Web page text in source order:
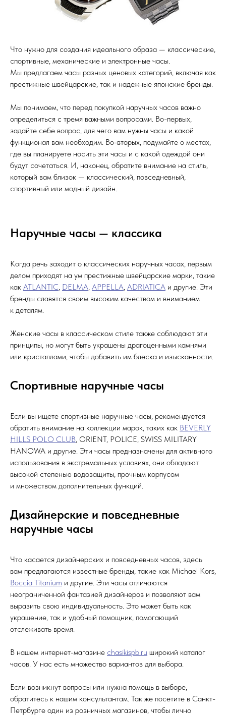
Что нужно для создания идеального образа — классические,
спортивные, механические и электронные часы.
Мы предлагаем часы разных ценовых категорий, включая как
престижные швейцарские, так и надежные японские бренды.
Мы понимаем, что перед покупкой наручных часов важно
определиться с тремя важными вопросами. Во-первых,
задайте себе вопрос, для чего вам нужны часы и какой
функционал вам необходим. Во-вторых, подумайте о местах,
где вы планируете носить эти часы и с какой одеждой они
будут сочетаться. И, наконец, обратите внимание на стиль,
который вам близок — классический, повседневный,
спортивный или модный дизайн.
Наручные часы — классика
Когда речь заходит о классических наручных часах, первым
делом приходят на ум престижные швейцарские марки, такие
как ATLANTIC, DELMA, APPELLA, ADRIATICA и другие. Эти
бренды славятся своим высоким качеством и вниманием
к деталям.
Женские часы в классическом стиле также соблюдают эти
принципы, но могут быть украшены драгоценными камнями
или кристаллами, чтобы добавить им блеска и изысканности.
Спортивные наручные часы
Если вы ищете спортивные наручные часы, рекомендуется
обратить внимание на коллекции марок, таких как BEVERLY
HILLS POLO CLUB, ORIENT, POLICE, SWISS MILITARY
HANOWA и другие. Эти часы предназначены для активного
использования в экстремальных условиях, они обладают
высокой степенью водозащиты, прочным корпусом
и множеством дополнительных функций.
Дизайнерские и повседневные
наручные часы
Что касается дизайнерских и повседневных часов, здесь
вам предлагаются известные бренды, такие как Michael Kors,
Boccia Titanium и другие. Эти часы отличаются
неограниченной фантазией дизайнеров и позволяют вам
выразить свою индивидуальность. Это может быть как
украшение, так и удобный помощник, помогающий
отслеживать время.
В нашем интернет-магазине chasikispb.ru широкий каталог
часов. У нас есть множество вариантов для выбора.
Если возникнут вопросы или нужна помощь в выборе,
обратитесь к нашим консультантам. Так же посетите в Санкт-
Петрбурге один из розничных магазинов, чтобы лично